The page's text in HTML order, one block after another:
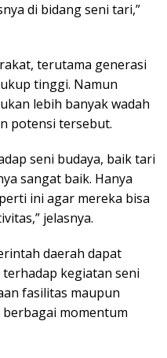
di bidang seni tari,”
terutama generasi
tinggi. Namun
lebih banyak wadah
potensi tersebut.
seni budaya, baik tari
sangat baik. Hanya
ini agar mereka bisa
jelasnya.
daerah dapat
kegiatan seni
fasilitas maupun
momentum